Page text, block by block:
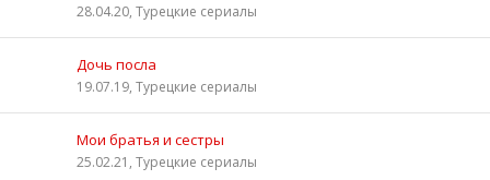
28.04.20, Турецкие сериалы
Дочь посла
19.07.19, Турецкие сериалы
Мои братья и сестры
25.02.21, Турецкие сериалы